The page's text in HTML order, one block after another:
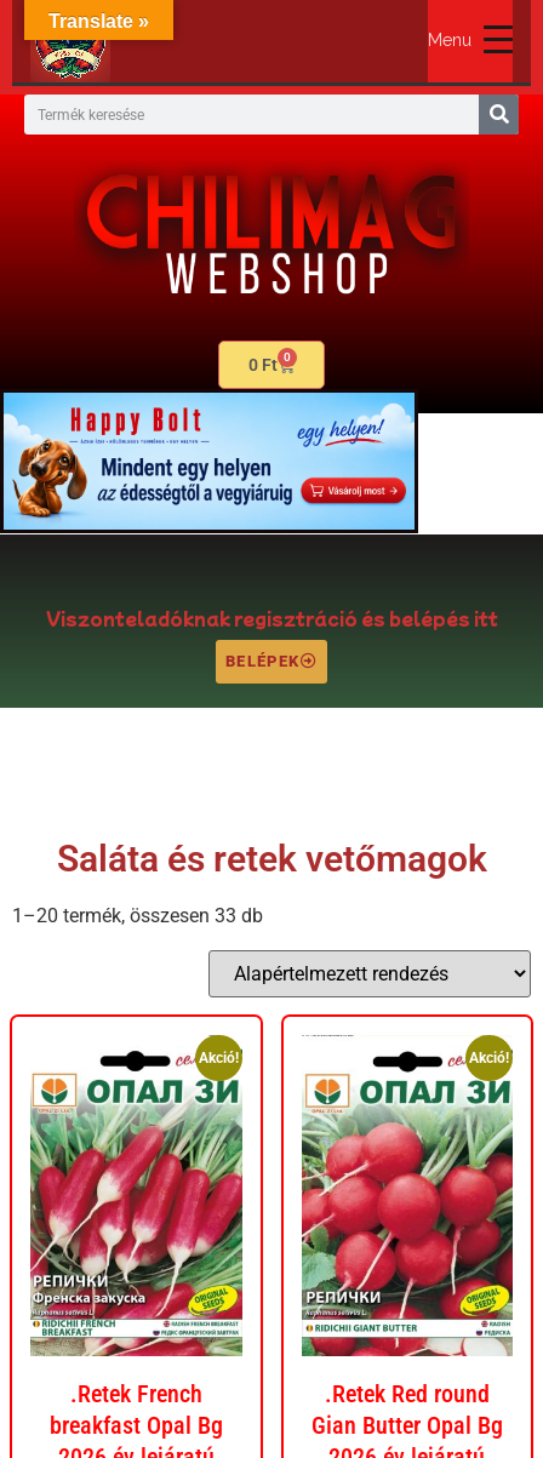
Menu
0 Ft 0
Viszonteladóknak regisztráció és belépés itt
BELÉPEK
Saláta és retek vetőmagok
1–20 termék, összesen 33 db
Akció!
.Retek French
breakfast Opal Bg
Akció!
.Retek Red round
Gian Butter Opal Bg
Translate »